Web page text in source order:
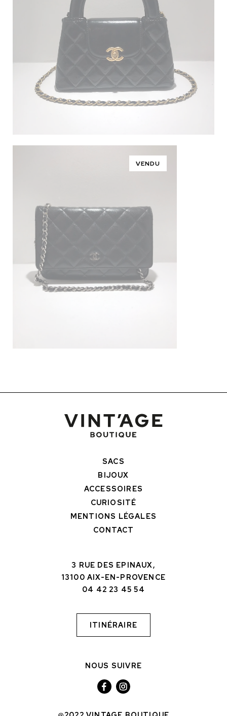
VENDU
SACS
BIJOUX
ACCESSOIRES
CURIOSITÉ
MENTIONS LÉGALES
CONTACT
3 RUE DES EPINAUX,
13100 AIX-EN-PROVENCE
04 42 23 45 54
ITINÉRAIRE
NOUS SUIVRE